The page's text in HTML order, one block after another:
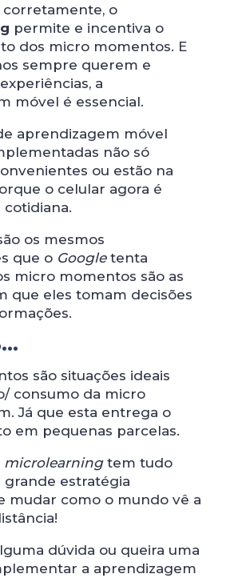
corretamente, o
permite e incentiva o
dos micro momentos. E
sempre querem e
a
móvel é essencial.
aprendizagem móvel
não só
ou estão na
o celular agora é
cotidiana.
os mesmos
que o Googletenta
micro momentos são as
que eles tomam decisões
são situações ideais
consumo da micro
Já que esta entrega o
em pequenas parcelas.
microlearningtem tudo
grande estratégia
mudar como o mundo vê a
dúvida ou queira uma
a aprendizagem